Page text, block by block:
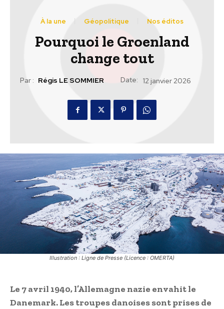
À la une Géopolitique Nos éditos
Pourquoi le Groenland
change tout
Par : Régis LE SOMMIER Date: 12 janvier 2026
Illustration : Ligne de Presse (Licence : OMERTA)
Le 7 avril 1940, l’Allemagne nazie envahit le
Danemark. Les troupes danoises sont prises de